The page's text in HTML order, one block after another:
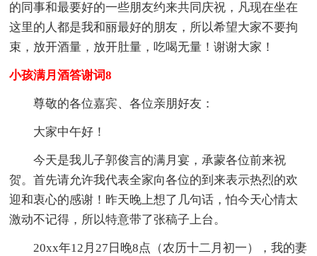
的同事和最要好的一些朋友约来共同庆祝，凡现在坐在
这里的人都是我和丽最好的朋友，所以希望大家不要拘
束，放开酒量，放开肚量，吃喝无量！谢谢大家！
小孩满月酒答谢词8
尊敬的各位嘉宾、各位亲朋好友：
大家中午好！
今天是我儿子郭俊言的满月宴，承蒙各位前来祝
贺。首先请允许我代表全家向各位的到来表示热烈的欢
迎和衷心的感谢！昨天晚上想了几句话，怕今天心情太
激动不记得，所以特意带了张稿子上台。
20xx年12月27日晚8点（农历十二月初一），我的妻